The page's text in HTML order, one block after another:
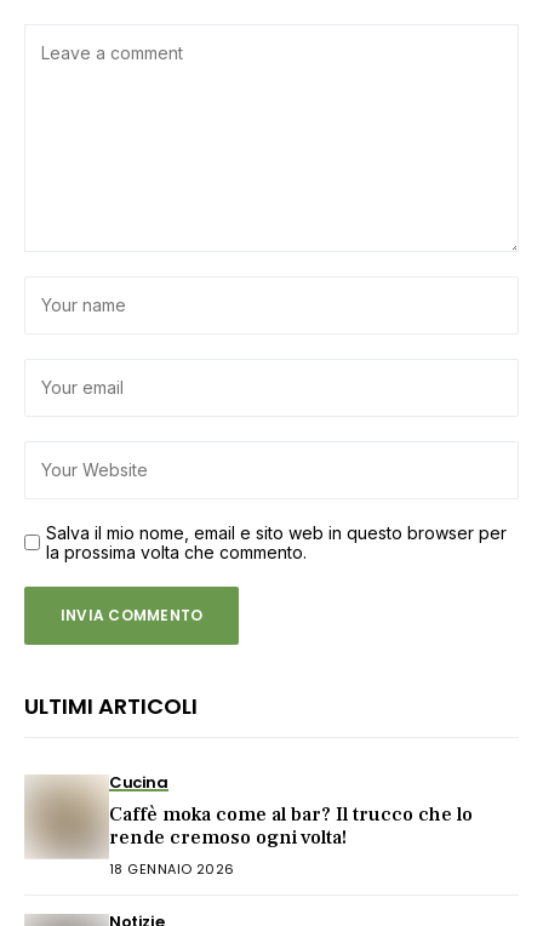
Salva il mio nome, email e sito web in questo browser per
la prossima volta che commento.
ULTIMI ARTICOLI
Cucina
Caffè moka come al bar? Il trucco che lo
rende cremoso ogni volta!
18 GENNAIO 2026
Notizie